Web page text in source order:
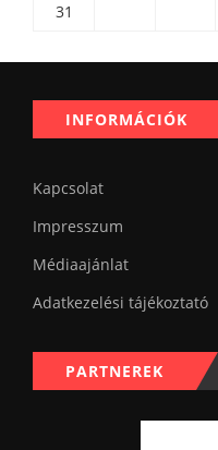
31
INFORMÁCIÓK
Kapcsolat
Impresszum
Médiaajánlat
Adatkezelési tájékoztató
PARTNEREK